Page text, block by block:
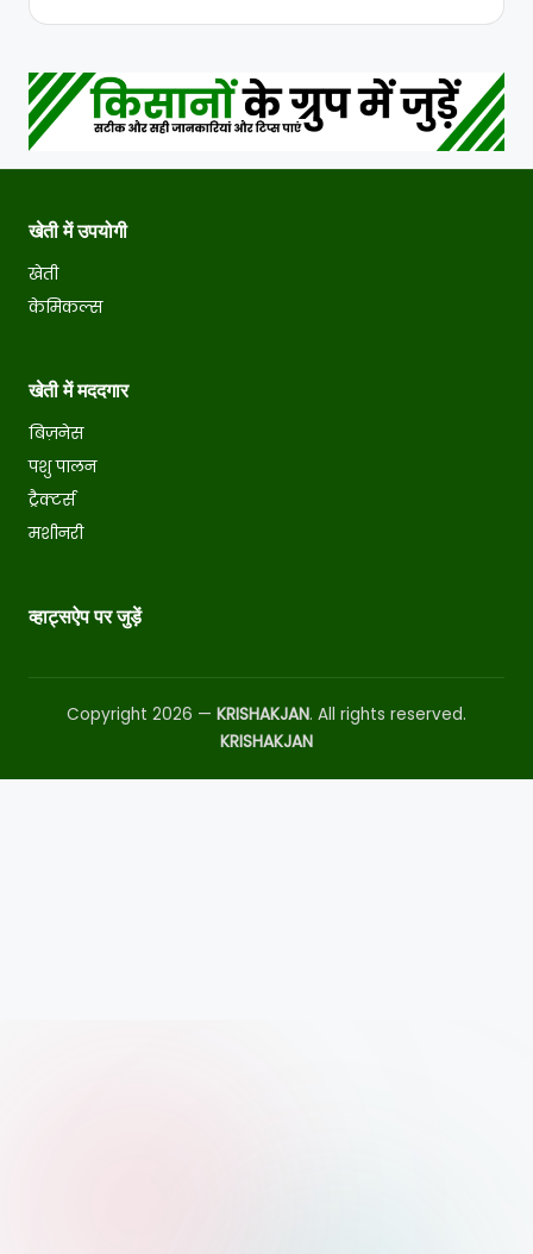
खेती में उपयोगी
खेती
केमिकल्स
खेती में मददगार
बिज़नेस
पशु पालन
ट्रैक्टर्स
मशीनरी
व्हाट्सऐप पर जुड़ें
Copyright 2026 — KRISHAKJAN. All rights reserved.
KRISHAKJAN